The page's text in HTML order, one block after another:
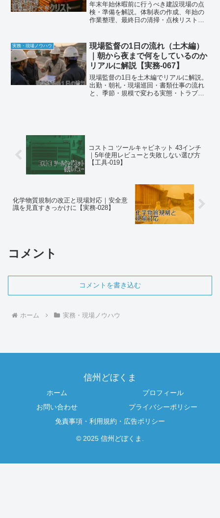
年末年始休暇前に行うべき建設現場の点
検・準備を解説。体制表の作成、年始の
作業整理、最終日の清掃・点検リストを
実務・現場ノウハウ
現場監督の1日の流れ（土木編）
｜朝から夜まで何をしているのか
リアルに解説【実務-067】
現場監督の1日を土木編でリアルに解説。
出勤・朝礼・現場巡回・書類仕事の流れ
と、季節・規模で変わる実態・トラブル
コストコ ツールキャビネット 43インチ
｜5年使用レビューと失敗しない選び方
【工具-019】
化学物質規制の改正と現場対応｜安全意
識を見直すきっかけに【実務-028】
コメント
コメントを書き込む
ホーム 実務・現場ノウハウ
信州どぼくま
ホーム
プロフィール
お問い合わせ
プライバシーポリシー
免責事項・利用規約・広告ポリシー
© 2025 信州どぼくま.